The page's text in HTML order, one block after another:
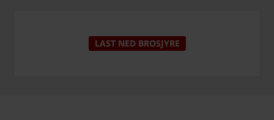
LAST NED BROSJYRE